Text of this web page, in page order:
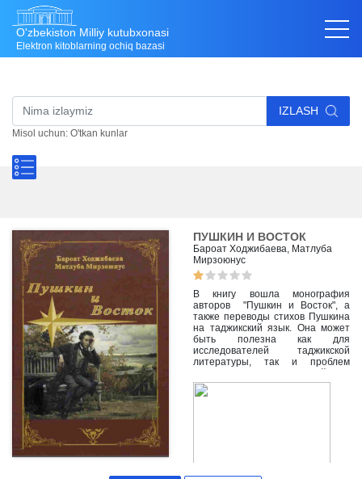
O'zbekiston Milliy kutubxonasi
Elektron kitoblarning ochiq bazasi
IZLASH
Misol uchun: O'tkan kunlar
ПУШКИН И ВОСТОК
Бароат Ходжибаева, Матлуба
Мирзоюнус
В книгу вошла монография
авторов "Пушкин и Восток", а
также переводы стихов Пушкина
на таджикский язык. Она может
быть полезна как для
исследователей таджикской
литературы, так и проблем